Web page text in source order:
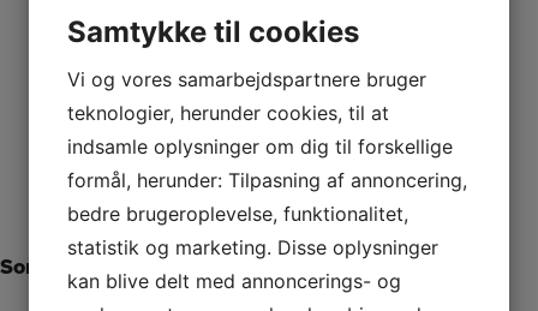
Sommerdans 14. juni 2016
Samtykke til cookies
Vi og vores samarbejdspartnere bruger
teknologier, herunder cookies, til at
indsamle oplysninger om dig til forskellige
formål, herunder: Tilpasning af annoncering,
bedre brugeroplevelse, funktionalitet,
statistik og marketing. Disse oplysninger
kan blive delt med annoncerings- og